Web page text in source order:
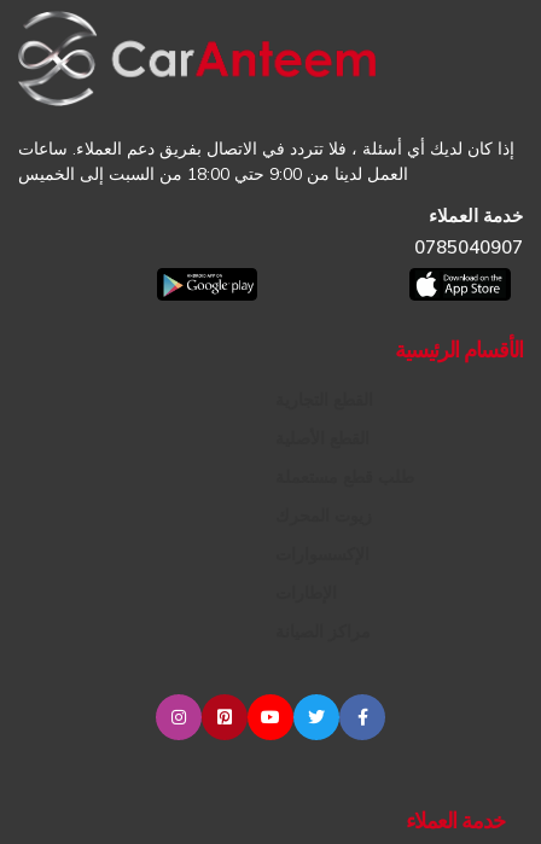
إذا كان لديك أي أسئلة ، فلا تتردد في الاتصال بفريق دعم العملاء. ساعات
العمل لدينا من 9:00 حتي 18:00 من السبت إلى الخميس
خدمة العملاء
0785040907
الأقسام الرئيسية
خدمة العملاء